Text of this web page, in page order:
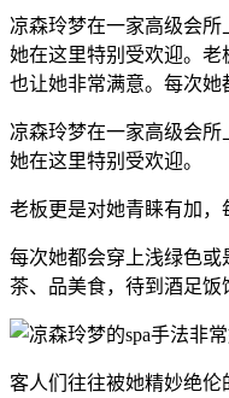
凉森玲梦在一家高级会所
她在这里特别受欢迎。
也让她非常满意。每次
凉森玲梦在一家高级会所
她在这里特别受欢迎。
老板更是对她青睐有加，
每次她都会穿上浅绿色
茶、品美食，待到酒足饭
客人们往往被她精妙绝